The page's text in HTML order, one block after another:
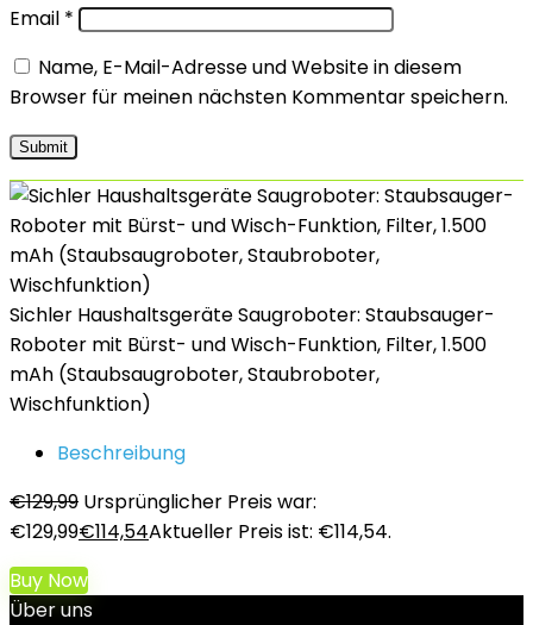
Email *
Name, E-Mail-Adresse und Website in diesem
Browser für meinen nächsten Kommentar speichern.
Sichler Haushaltsgeräte Saugroboter: Staubsauger-
Roboter mit Bürst- und Wisch-Funktion, Filter, 1.500
mAh (Staubsaugroboter, Staubroboter,
Wischfunktion)
Beschreibung
€129,99 Ursprünglicher Preis war:
€129,99€114,54Aktueller Preis ist: €114,54.
Buy Now
Über uns